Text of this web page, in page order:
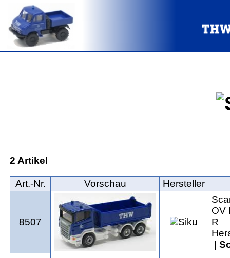
2 Artikel
Art.‑Nr. Vorschau Hersteller
8507
OV
R
|